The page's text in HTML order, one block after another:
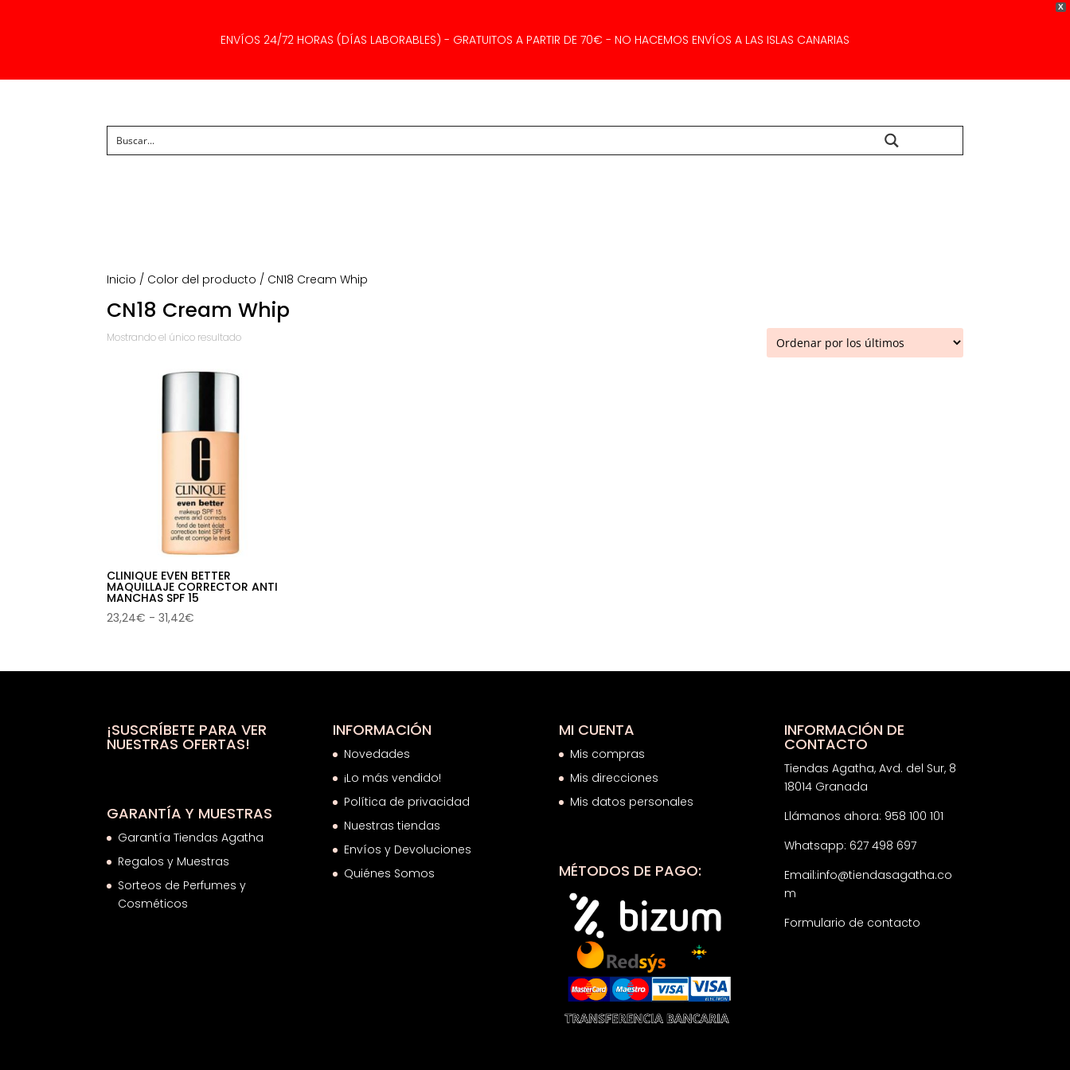
X
ENVÍOS 24/72 HORAS (DÍAS LABORABLES) - GRATUITOS A PARTIR DE 70€ - NO HACEMOS ENVÍOS A LAS ISLAS CANARIAS
Inicio / Color del producto / CN18 Cream Whip
CN18 Cream Whip
Mostrando el único resultado
CLINIQUE EVEN BETTER
MAQUILLAJE CORRECTOR ANTI
MANCHAS SPF 15
23,24€ - 31,42€
desde
31,42€
¡SUSCRÍBETE PARA VER
NUESTRAS OFERTAS!
GARANTÍA Y MUESTRAS
Garantía Tiendas Agatha
Regalos y Muestras
Sorteos de Perfumes y
Cosméticos
INFORMACIÓN
Novedades
¡Lo más vendido!
Política de privacidad
Nuestras tiendas
Envíos y Devoluciones
Quiénes Somos
MI CUENTA
Mis compras
Mis direcciones
Mis datos personales
MÉTODOS DE PAGO:
INFORMACIÓN DE
CONTACTO
Tiendas Agatha, Avd. del Sur, 8
18014 Granada
Llámanos ahora: 958 100 101
Whatsapp: 627 498 697
Email:info@tiendasagatha.co
m
Formulario de contacto